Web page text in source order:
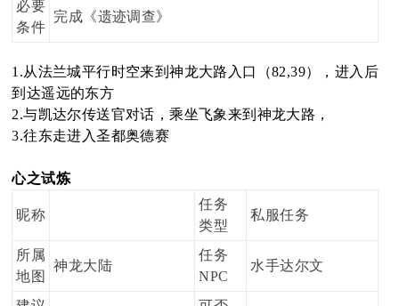
!
B
oa
rd
必要
条件
完成《遗迹调查》
1.从法兰城平行时空来到神龙大路入口（82,39），进入后
到达遥远的东方
2.与凯达尔传送官对话，乘坐飞象来到神龙大路，
3.往东走进入圣都奥德赛
心之试炼
昵称
任务
类型
私服任务
所属
地图
神龙大陆
任务
NPC
水手达尔文